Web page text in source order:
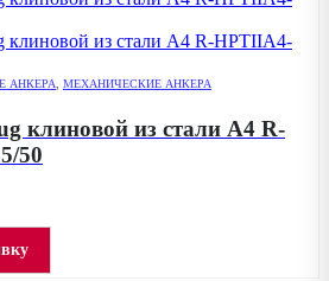
АНКЕРА, МЕХАНИЧЕСКИЕ АНКЕРА
клиновой из стали А4 R-
50